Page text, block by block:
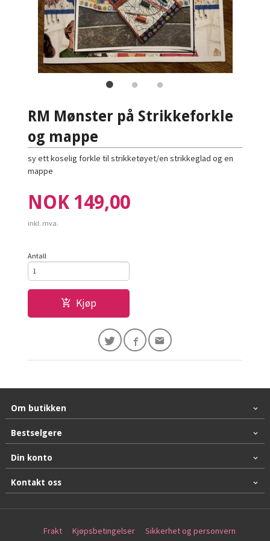
RM Mønster på Strikkeforkle
og mappe
sy ett koselig forkle til strikketøyet/en strikkeglad og en
mappe
Pris
NOK 149,00
inkl. mva.
Antall
Kjøp
Om butikken
Bestselgere
Din konto
Kontakt oss
Frakt Kjøpsbetingelser Sikkerhet og personvern